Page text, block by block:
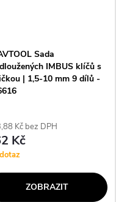
Sada
IMBUS klíčů s
| 1,5-10 mm 9 dílů -
Kč bez DPH
Kč
ZOBRAZIT